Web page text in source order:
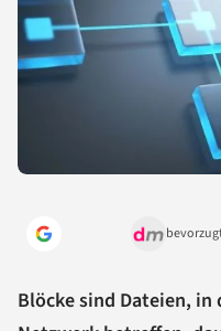
Blöcke sind Dateien,